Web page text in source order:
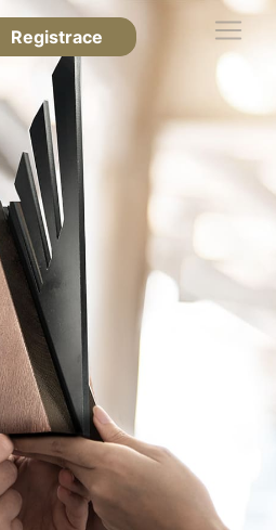
Registrace